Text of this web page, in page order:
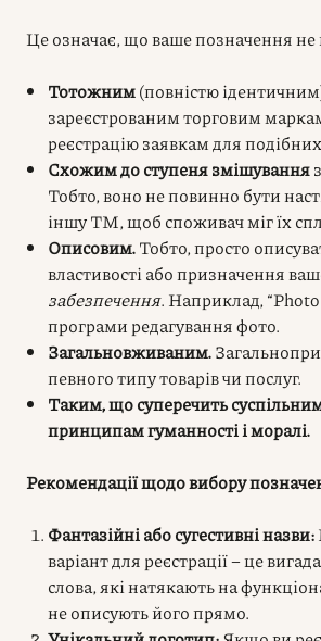
Це означає, що ваше позначення
Тотожним(повністю
зареєстрованим торговим
реєстрацію заявкам для
Схожим до ступеня змішування
Тобто, воно не повинно бути
іншу ТМ, щоб споживач міг їх
Описовим.Тобто, просто
властивості або призначення
забезпечення. Наприклад,
програми редагування фото.
Загальновживаним.
певного типу товарів чи послуг.
Таким, що суперечить
принципам гуманності і моралі.
Рекомендації щодо вибору
Фантазійні або сугестивні назви:
варіант для реєстрації – це
слова, які натякають на
не описують його прямо.